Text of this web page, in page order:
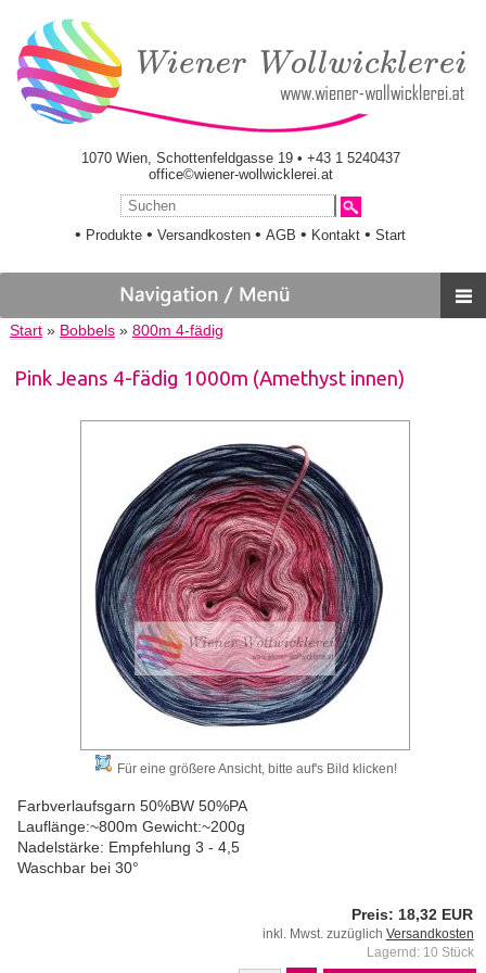
1070 Wien, Schottenfeldgasse 19 • +43 1 5240437
office©wiener-wollwicklerei.at
• Produkte •Versandkosten •AGB • Kontakt •Start
Start» Bobbels» 800m 4-fädig
Pink Jeans 4-fädig 1000m (Amethyst innen)
Für eine größere Ansicht, bitte auf's Bild klicken!
Farbverlaufsgarn 50%BW 50%PA
Lauflänge:~800m Gewicht:~200g
Nadelstärke: Empfehlung 3 - 4,5
Waschbar bei 30°
Preis: 18,32 EUR
inkl. Mwst. zuzüglich Versandkosten
Lagernd: 10 Stück